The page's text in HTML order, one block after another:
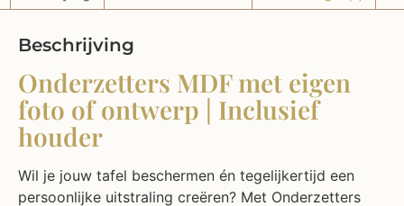
Beschrijving
Onderzetters MDF met eigen
foto of ontwerp | Inclusief
houder
Wil je jouw tafel beschermen én tegelijkertijd een
persoonlijke uitstraling creëren? Met Onderzetters